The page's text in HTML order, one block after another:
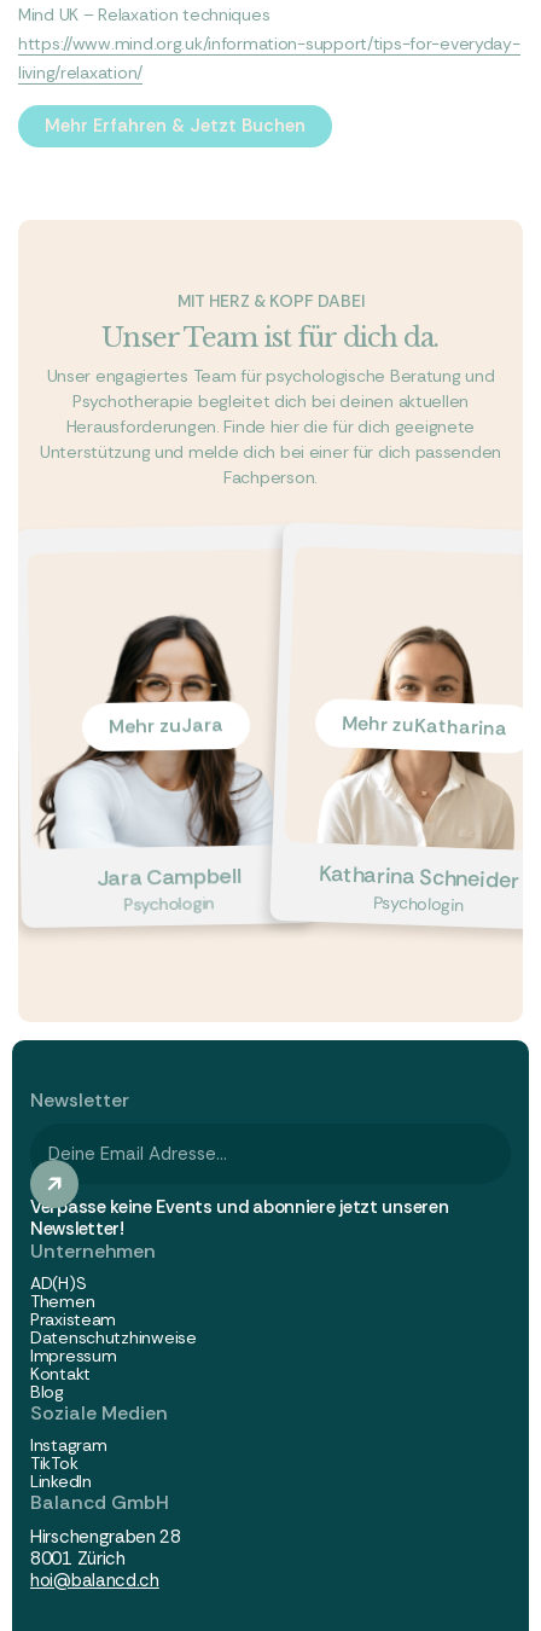
Mind UK – Relaxation techniques
https://www.mind.org.uk/information-support/tips-for-everyday-
living/relaxation/
Mehr Erfahren & Jetzt Buchen
MIT HERZ & KOPF DABEI
Unser Team ist für dich da.
Unser engagiertes Team für psychologische Beratung und
Psychotherapie begleitet dich bei deinen aktuellen
Herausforderungen. Finde hier die für dich geeignete
Unterstützung und melde dich bei einer für dich passenden
Fachperson.
Jara Campbell
Psychologin
Mehr zuJara
Katharina Schneider
Psychologin
Mehr zuKatharina
Newsletter
Verpasse keine Events und abonniere jetzt unseren
Newsletter!
Unternehmen
AD(H)S
Themen
Praxisteam
Datenschutzhinweise
Impressum
Kontakt
Blog
Soziale Medien
Instagram
TikTok
LinkedIn
Balancd GmbH
Hirschengraben 28
8001 Zürich
hoi@balancd.ch